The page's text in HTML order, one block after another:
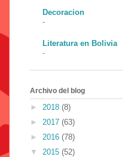
Decoracion
-
Literatura en Bolivia
-
Archivo del blog
► 2018 (8)
► 2017 (63)
► 2016 (78)
▼ 2015 (52)